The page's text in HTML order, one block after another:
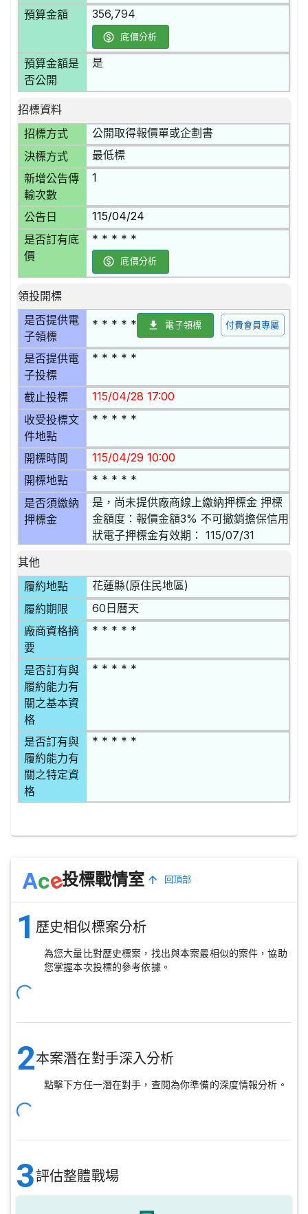
預算金額 356,794
底價分析
預算金額是
否公開
是
招標資料
招標方式
公開取得報價單或企劃書
決標方式 最低標
新增公告傳
輸次數
1
公告日 115/04/24
是否訂有底
價
* * * * *
底價分析
領投開標
是否提供電
子領標
* * * * * 電子領標 付費會員專屬
是否提供電
子投標
* * * * *
截止投標 115/04/28 17:00
收受投標文
件地點
* * * * *
開標時間 115/04/29 10:00
開標地點 * * * * *
是否須繳納
押標金
是，尚未提供廠商線上繳納押標金 押標
金額度：報價金額3% 不可撤銷擔保信用
狀電子押標金有效期： 115/07/31
其他
履約地點
花蓮縣(原住民地區)
履約期限 60日曆天
廠商資格摘
要
* * * * *
是否訂有與
履約能力有
關之基本資
格
* * * * *
是否訂有與
履約能力有
關之特定資
格
* * * * *
Ace投標戰情室 回頂部
1 歷史相似標案分析
為您大量比對歷史標案，找出與本案最相似的案件，協助
您掌握本次投標的參考依據。
2本案潛在對手深入分析
點擊下方任一潛在對手，查閱為你準備的深度情報分析。
3評估整體戰場